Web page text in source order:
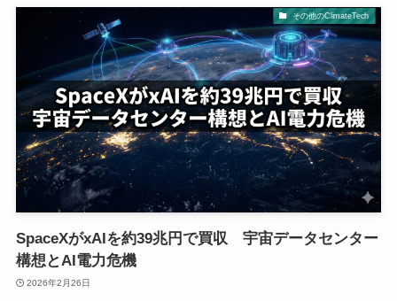
その他のClimateTech
SpaceXがxAIを約39兆円で買収 宇宙データセンター
構想とAI電力危機
2026年2月26日